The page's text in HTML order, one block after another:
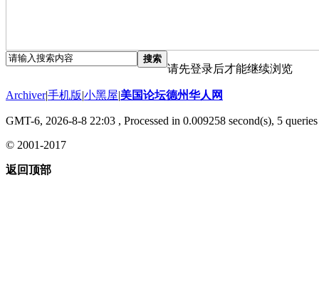
搜索
请先登录后才能继续浏览
Archiver|手机版|小黑屋|美国论坛德州华人网
GMT-6, 2026-8-8 22:03 , Processed in 0.009258 second(s), 5
© 2001-2017
返回顶部